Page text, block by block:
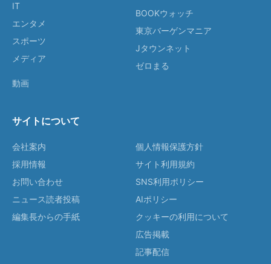
IT
エンタメ
スポーツ
メディア
動画
BOOKウォッチ
東京バーゲンマニア
Jタウンネット
ゼロまる
サイトについて
会社案内
採用情報
お問い合わせ
ニュース読者投稿
編集長からの手紙
個人情報保護方針
サイト利用規約
SNS利用ポリシー
AIポリシー
クッキーの利用について
広告掲載
記事配信